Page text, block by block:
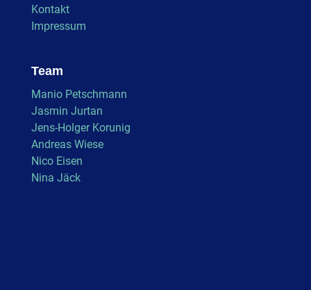
Kontakt
Impressum
Team
Manio Petschmann
Jasmin Jurtan
Jens-Holger Korunig
Andreas Wiese
Nico Eisen
Nina Jäck